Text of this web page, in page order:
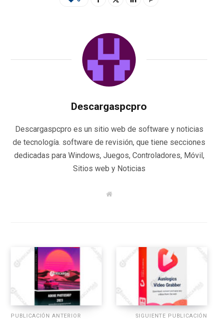
Descargaspcpro
Descargaspcpro es un sitio web de software y noticias
de tecnología. software de revisión, que tiene secciones
dedicadas para Windows, Juegos, Controladores, Móvil,
Sitios web y Noticias
W
PUBLICACIÓN ANTERIOR SIGUIENTE PUBLICACIÓN